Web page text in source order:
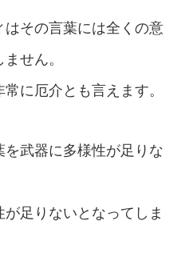
その言葉には全くの意
せん。
に厄介とも言えます。
武器に多様性が足りな
足りないとなってしま